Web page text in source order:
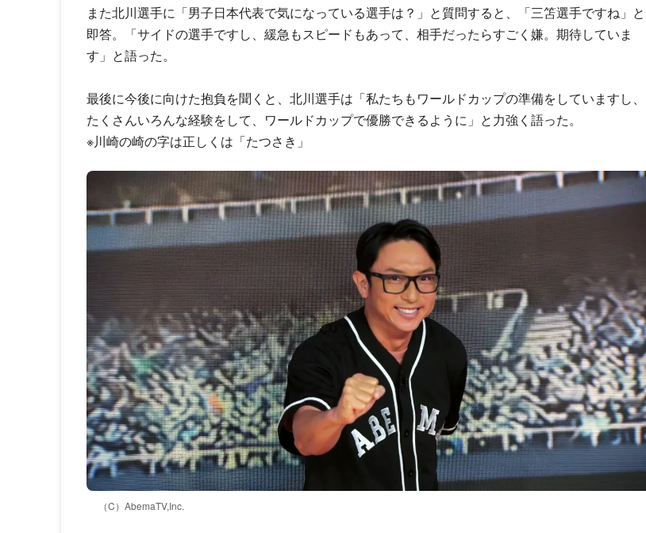
また北川選手に「男子日本代表で気になっている選手は？」と質問すると、「三笘選手ですね」と
即答。「サイドの選手ですし、緩急もスピードもあって、相手だったらすごく嫌。期待していま
す」と語った。
最後に今後に向けた抱負を聞くと、北川選手は「私たちもワールドカップの準備をしていますし、
たくさんいろんな経験をして、ワールドカップで優勝できるように」と力強く語った。
※川崎の崎の字は正しくは「たつさき」
（C）AbemaTV,Inc.